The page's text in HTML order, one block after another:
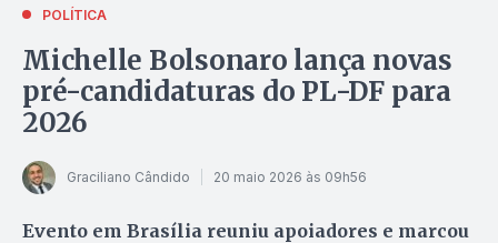
POLÍTICA
Michelle Bolsonaro lança novas
pré-candidaturas do PL-DF para
2026
Graciliano Cândido 20 maio 2026 às 09h56
Evento em Brasília reuniu apoiadores e marcou